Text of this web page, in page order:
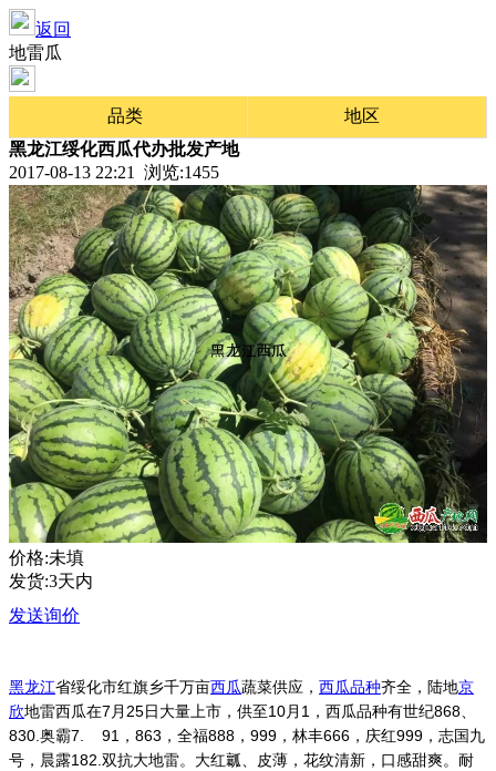
返回
地雷瓜
品类
地区
黑龙江绥化西瓜代办批发产地
2017-08-13 22:21 浏览:1455
价格:未填
发货:3天内
发送询价
黑龙江省绥化市红旗乡千万亩西瓜蔬菜供应， 西瓜品种齐全，陆地京
欣地雷西瓜在7月25日大量上市，供至10月1，西瓜品种有世纪868、
830.奥霸7. 91，863，全福888，999，林丰666，庆红999，志国九
号，晨露182.双抗大地雷。大红瓤、皮薄，花纹清新，口感甜爽。耐